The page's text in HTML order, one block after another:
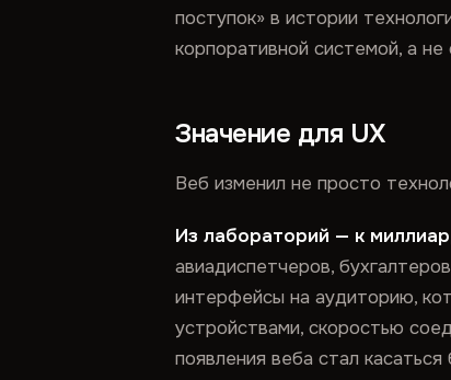
поступок» в истории
корпоративной системой, а
Значение для UX
Веб изменил не просто
Из лабораторий — к
авиадиспетчеров,
интерфейсы на аудиторию,
устройствами, скоростью
появления веба стал касаться